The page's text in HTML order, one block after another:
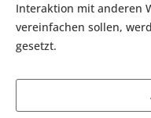
Interaktion mit anderen
vereinfachen sollen,
gesetzt.